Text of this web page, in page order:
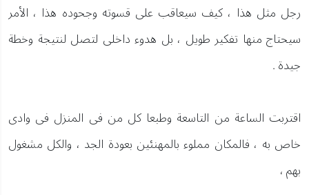
رجل مثل هذا ، كيف سيعاقب على قسوته وجحوده هذا ، الأمر
سيحتاج منها تفكير طويل ، بل هدوء داخلى لتصل لنتيجة وخطة
جيدة .
اقتربت الساعة من التاسعة وطبعا كل من فى المنزل فى وادى
خاص به ، فالمكان مملوء بالمهنئين بعودة الجد ، والكل مشغول
بهم ،